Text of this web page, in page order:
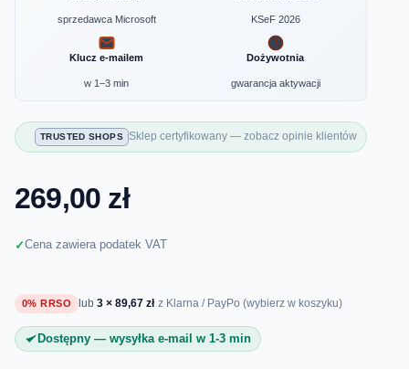
269,00 zł
Cena zawiera podatek VAT
0% RRSO lub3 × 89,67 zł z Klarna / PayPo (wybierz w koszyku)
Dostępny — wysyłka e-mail w 1-3 min
sprzedawca Microsoft KSeF 2026
Klucz e-mailem
w 1–3 min
Dożywotnia
gwarancja aktywacji
TRUSTED SHOPS Sklep certyfikowany — zobacz opinie klientów